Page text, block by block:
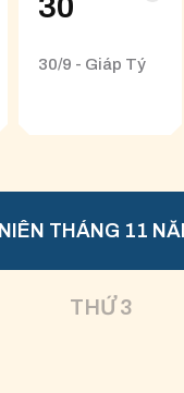
30/9 - Giáp Tý
THÁNG 11
THỨ 3